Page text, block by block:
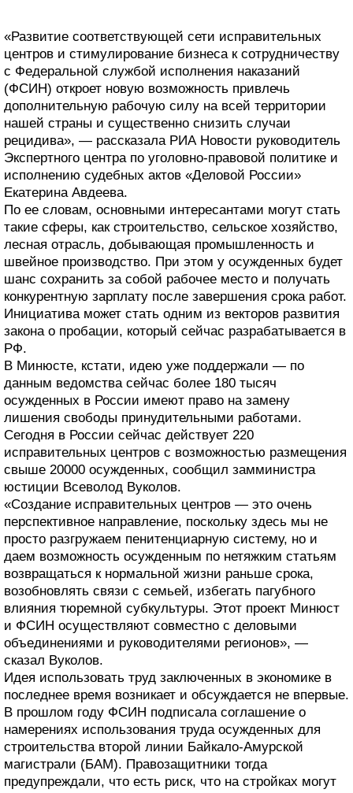
«Развитие соответствующей сети исправительных
центров и стимулирование бизнеса к сотрудничеству
с Федеральной службой исполнения наказаний
(ФСИН) откроет новую возможность привлечь
дополнительную рабочую силу на всей территории
нашей страны и существенно снизить случаи
рецидива», — рассказала РИА Новости руководитель
Экспертного центра по уголовно-правовой политике и
исполнению судебных актов «Деловой России»
Екатерина Авдеева.
По ее словам, основными интересантами могут стать
такие сферы, как строительство, сельское хозяйство,
лесная отрасль, добывающая промышленность и
швейное производство. При этом у осужденных будет
шанс сохранить за собой рабочее место и получать
конкурентную зарплату после завершения срока работ.
Инициатива может стать одним из векторов развития
закона о пробации, который сейчас разрабатывается в
РФ.
В Минюсте, кстати, идею уже поддержали — по
данным ведомства сейчас более 180 тысяч
осужденных в России имеют право на замену
лишения свободы принудительными работами.
Сегодня в России сейчас действует 220
исправительных центров с возможностью размещения
свыше 20000 осужденных, сообщил замминистра
юстиции Всеволод Вуколов.
«Создание исправительных центров — это очень
перспективное направление, поскольку здесь мы не
просто разгружаем пенитенциарную систему, но и
даем возможность осужденным по нетяжким статьям
возвращаться к нормальной жизни раньше срока,
возобновлять связи с семьей, избегать пагубного
влияния тюремной субкультуры. Этот проект Минюст
и ФСИН осуществляют совместно с деловыми
объединениями и руководителями регионов», —
сказал Вуколов.
Идея использовать труд заключенных в экономике в
последнее время возникает и обсуждается не впервые.
В прошлом году ФСИН подписала соглашение о
намерениях использования труда осужденных для
строительства второй линии Байкало-Амурской
магистрали (БАМ). Правозащитники тогда
предупреждали, что есть риск, что на стройках могут